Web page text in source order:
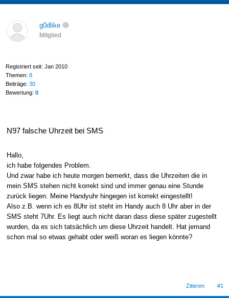
g0dlike
Mitglied
Registriert seit: Jan 2010
Themen: 8
Beiträge: 30
Bewertung: 0
N97 falsche Uhrzeit bei SMS
Hallo,
ich habe folgendes Problem.
Und zwar habe ich heute morgen bemerkt, dass die Uhrzeiten die in
mein SMS stehen nicht korrekt sind und immer genau eine Stunde
zurück liegen. Meine Handyuhr hingegen ist korrekt eingestellt!
Also z.B. wenn ich es 8Uhr ist steht im Handy auch 8 Uhr aber in der
SMS steht 7Uhr. Es liegt auch nicht daran dass diese später zugestellt
wurden, da es sich tatsächlich um diese Uhrzeit handelt. Hat jemand
schon mal so etwas gehabt oder weiß woran es liegen könnte?
Zitieren #1